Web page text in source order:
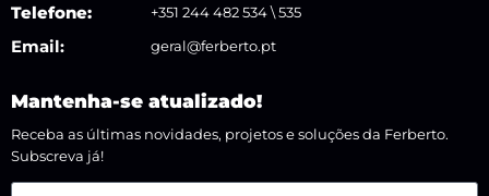
Telefone: +351 244 482 534 \ 535
Email: geral@ferberto.pt
Mantenha-se atualizado!
Receba as últimas novidades, projetos e soluções da Ferberto.
Subscreva já!